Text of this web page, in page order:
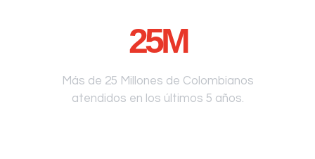
25M
Más de 25 Millones de Colombianos
atendidos en los últimos 5 años.